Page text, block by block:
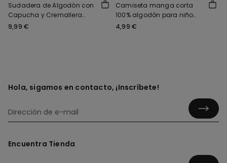
Sudadera de Algodón con
Capucha y Cremallera
Unisex para Niños
9,99 €
Camiseta manga corta
100% algodón para niño
unisex
4,99 €
Hola, sigamos en contacto, ¡Inscríbete!
Encuentra Tienda